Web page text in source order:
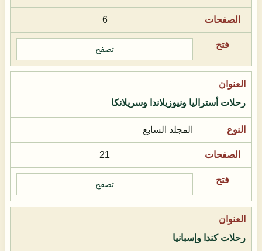
6
تصفح
رحلات أستراليا ونيوزيلاندا وسريلانكا
المجلد السابع
21
تصفح
رحلات كندا وإسبانيا